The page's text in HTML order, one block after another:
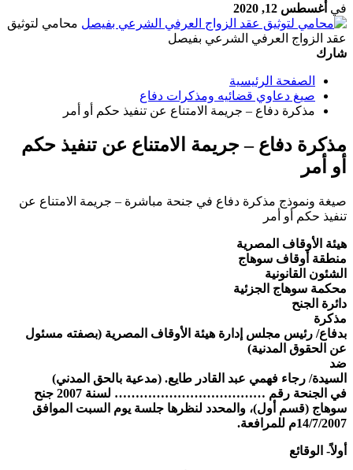
في أغسطس 12, 2020
محامي لتوثيق
عقد الزواج العرفي الشرعي بفيصل
شارك
الصفحة الرئيسية
صيغ دعاوي قضائيه ومذكرات دفاع
مذكرة دفاع – جريمة الامتناع عن تنفيذ حكم أو أمر
مذكرة دفاع – جريمة الامتناع عن تنفيذ حكم
أو أمر
صيغة ونموذج مذكرة دفاع في جنحة مباشرة – جريمة الامتناع عن
تنفيذ حكم أو أمر
هيئة الأوقاف المصرية
منطقة أوقاف سوهاج
الشئون القانونية
محكمة سوهاج الجزئية
دائرة الجنح
مذكرة
بدفاع/ رئيس مجلس إدارة هيئة الأوقاف المصرية (بصفته مسئول
عن الحقوق المدنية)
ضد
السيدة/ رجاء فهمي عبد القادر طايع. (مدعية بالحق المدني)
في الجنحة رقم ……………………………… لسنة 2007 جنح
سوهاج (قسم أول)، والمحدد لنظرها جلسة يوم السبت الموافق
14/7/2007م للمرافعة.
أولاً- الوقائع